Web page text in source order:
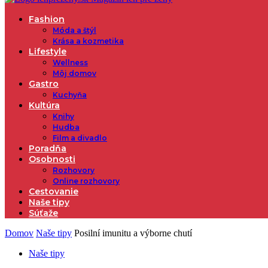
Fashion
Móda a štýl
Krása a kozmetika
Lifestyle
Wellness
Môj domov
Gastro
Kuchyňa
Kultúra
Knihy
Hudba
Film a divadlo
Poradňa
Osobnosti
Rozhovory
Online rozhovory
Cestovanie
Naše tipy
Súťaže
Domov Naše tipy Posilní imunitu a výborne chutí
Naše tipy